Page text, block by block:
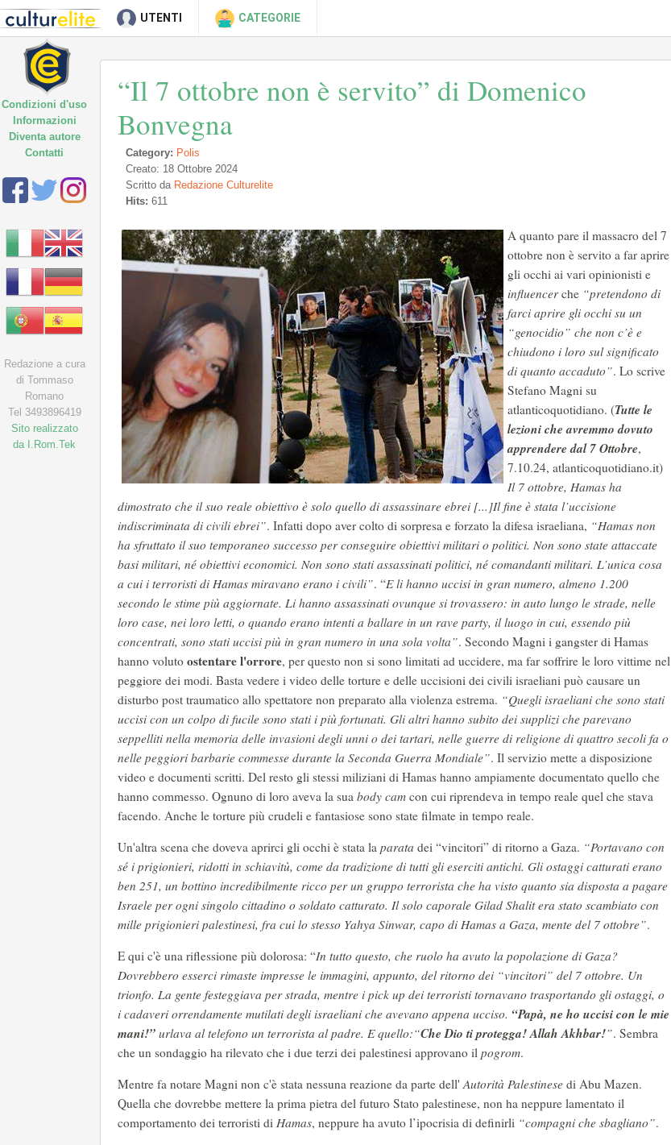
UTENTI CATEGORIE
“Il 7 ottobre non è servito” di Domenico
Bonvegna
Category: Polis
Creato: 18 Ottobre 2024
Scritto da Redazione Culturelite
Hits: 611
A quanto pare il massacro del 7
ottobre non è servito a far aprire
gli occhi ai vari opinionisti e
influencerche “pretendono di
farci aprire gli occhi su un
“genocidio” che non c’è e
chiudono i loro sul significato
di quanto accaduto”. Lo scrive
Stefano Magni su
atlanticoquotidiano. (Tutte le
lezioni che avremmo dovuto
apprendere dal 7 Ottobre,
7.10.24, atlanticoquotidiano.it)
Il 7 ottobre, Hamas ha
dimostrato che il suo reale obiettivo è solo quello di assassinare ebrei [...]Il fine è stata l’uccisione
indiscriminata di civili ebrei”. Infatti dopo aver colto di sorpresa e forzato la difesa israeliana, “Hamas non
ha sfruttato il suo temporaneo successo per conseguire obiettivi militari o politici. Non sono state attaccate
basi militari, né obiettivi economici. Non sono stati assassinati politici, né comandanti militari. L’unica cosa
a cui i terroristi di Hamas miravano erano i civili”. “E li hanno uccisi in gran numero, almeno 1.200
secondo le stime più aggiornate. Li hanno assassinati ovunque si trovassero: in auto lungo le strade, nelle
loro case, nei loro letti, o quando erano intenti a ballare in un rave party, il luogo in cui, essendo più
concentrati, sono stati uccisi più in gran numero in una sola volta”. Secondo Magni i gangster di Hamas
hanno voluto ostentare l'orrore, per questo non si sono limitati ad uccidere, ma far soffrire le loro vittime nel
peggiore dei modi. Basta vedere i video delle torture e delle uccisioni dei civili israeliani può causare un
disturbo post traumatico allo spettatore non preparato alla violenza estrema. “Quegli israeliani che sono stati
uccisi con un colpo di fucile sono stati i più fortunati. Gli altri hanno subito dei supplizi che parevano
seppelliti nella memoria delle invasioni degli unni o dei tartari, nelle guerre di religione di quattro secoli fa o
nelle peggiori barbarie commesse durante la Seconda Guerra Mondiale”. Il servizio mette a disposizione
video e documenti scritti. Del resto gli stessi miliziani di Hamas hanno ampiamente documentato quello che
hanno commesso. Ognuno di loro aveva la sua body cam con cui riprendeva in tempo reale quel che stava
facendo. Anche le torture più crudeli e fantasiose sono state filmate in tempo reale.
Un'altra scena che doveva aprirci gli occhi è stata la parata dei “vincitori” di ritorno a Gaza. “Portavano con
sé i prigionieri, ridotti in schiavitù, come da tradizione di tutti gli eserciti antichi. Gli ostaggi catturati erano
ben 251, un bottino incredibilmente ricco per un gruppo terrorista che ha visto quanto sia disposta a pagare
Israele per ogni singolo cittadino o soldato catturato. Il solo caporale Gilad Shalit era stato scambiato con
mille prigionieri palestinesi, fra cui lo stesso Yahya Sinwar, capo di Hamas a Gaza, mente del 7 ottobre”.
E qui c'è una riflessione più dolorosa: “In tutto questo, che ruolo ha avuto la popolazione di Gaza?
Dovrebbero esserci rimaste impresse le immagini, appunto, del ritorno dei “vincitori” del 7 ottobre. Un
trionfo. La gente festeggiava per strada, mentre i pick up dei terroristi tornavano trasportando gli ostaggi, o
i cadaveri orrendamente mutilati degli israeliani che avevano appena ucciso. “Papà, ne ho uccisi con le mie
mani!” urlava al telefono un terrorista al padre. E quello:“Che Dio ti protegga! Allah Akhbar!”. Sembra
che un sondaggio ha rilevato che i due terzi dei palestinesi approvano il pogrom.
Mentre fa notare Magni non c'è stata nessuna reazione da parte dell'Autorità Palestinese di Abu Mazen.
Quella che dovrebbe mettere la prima pietra del futuro Stato palestinese, non ha neppure lamentato il
comportamento dei terroristi di Hamas, neppure ha avuto l’ipocrisia di definirli “compagni che sbagliano”.
Condizioni d'uso
Informazioni
Diventa autore
Contatti
Redazione a cura
di Tommaso
Romano
Tel 3493896419
Sito realizzato
da I.Rom.Tek